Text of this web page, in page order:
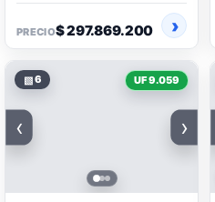
PRECIO$ 297.869.200
▧6 UF 9.059
‹ ›